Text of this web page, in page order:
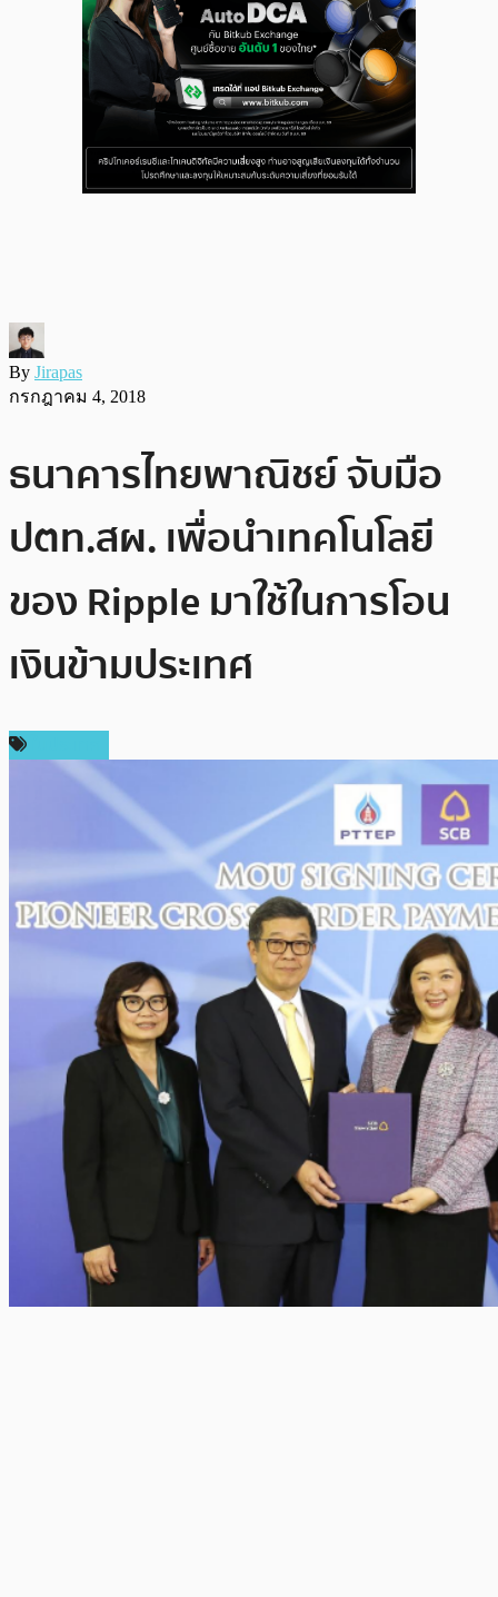
By Jirapas
กรกฎาคม 4, 2018
ธนาคารไทยพาณิชย์ จับมือ
ปตท.สผ. เพื่อนำเทคโนโลยี
ของ Ripple มาใช้ในการโอน
เงินข้ามประเทศ